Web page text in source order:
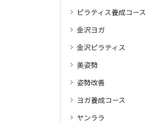
ピラティス養成コース
金沢ヨガ
金沢ピラティス
美姿勢
姿勢改善
ヨガ養成コース
ヤンララ